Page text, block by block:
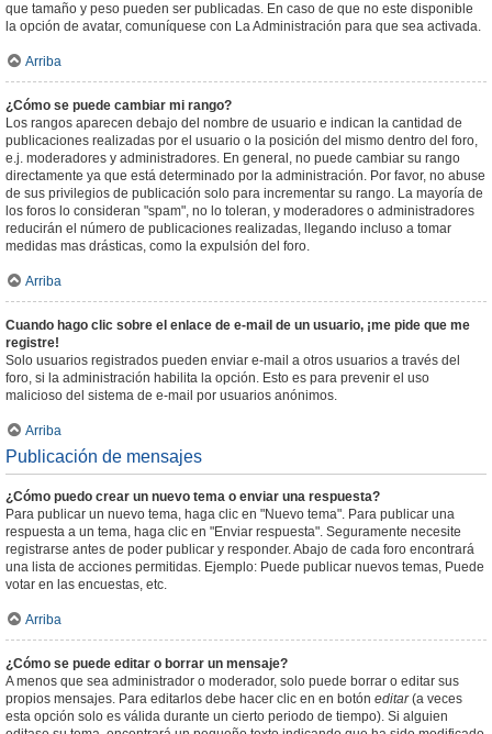
que tamaño y peso pueden ser publicadas. En caso de que no este disponible
la opción de avatar, comuníquese con La Administración para que sea activada.
Arriba
¿Cómo se puede cambiar mi rango?
Los rangos aparecen debajo del nombre de usuario e indican la cantidad de
publicaciones realizadas por el usuario o la posición del mismo dentro del foro,
e.j. moderadores y administradores. En general, no puede cambiar su rango
directamente ya que está determinado por la administración. Por favor, no abuse
de sus privilegios de publicación solo para incrementar su rango. La mayoría de
los foros lo consideran "spam", no lo toleran, y moderadores o administradores
reducirán el número de publicaciones realizadas, llegando incluso a tomar
medidas mas drásticas, como la expulsión del foro.
Arriba
Cuando hago clic sobre el enlace de e-mail de un usuario, ¡me pide que me
registre!
Solo usuarios registrados pueden enviar e-mail a otros usuarios a través del
foro, si la administración habilita la opción. Esto es para prevenir el uso
malicioso del sistema de e-mail por usuarios anónimos.
Arriba
Publicación de mensajes
¿Cómo puedo crear un nuevo tema o enviar una respuesta?
Para publicar un nuevo tema, haga clic en "Nuevo tema". Para publicar una
respuesta a un tema, haga clic en "Enviar respuesta". Seguramente necesite
registrarse antes de poder publicar y responder. Abajo de cada foro encontrará
una lista de acciones permitidas. Ejemplo: Puede publicar nuevos temas, Puede
votar en las encuestas, etc.
Arriba
¿Cómo se puede editar o borrar un mensaje?
A menos que sea administrador o moderador, solo puede borrar o editar sus
propios mensajes. Para editarlos debe hacer clic en en botón editar(a veces
esta opción solo es válida durante un cierto periodo de tiempo). Si alguien